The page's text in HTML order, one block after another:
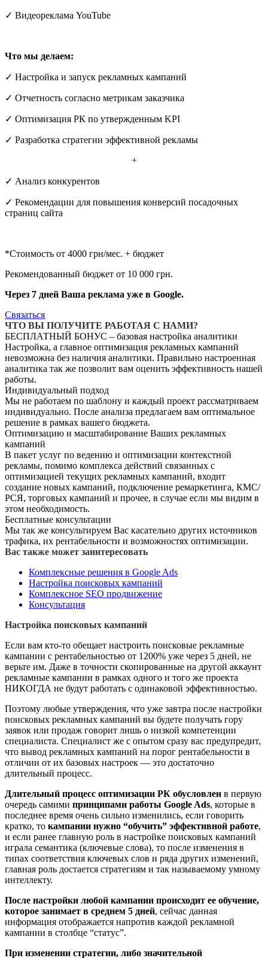
✓ Видеореклама YouTube
Что мы делаем:
✓ Настройка и запуск рекламных кампаний
✓ Отчетность согласно метрикам заказчика
✓ Оптимизация РК по утвержденным KPI
✓ Разработка стратегии эффективной рекламы
+
✓ Анализ конкурентов
✓ Рекомендации для повышения конверсий посадочных
страниц сайта
*Стоимость от 4000 грн/мес. + бюджет
Рекомендованный бюджет от 10 000 грн.
Через 7 дней Ваша реклама уже в Google.
Cвязаться
ЧТО ВЫ ПОЛУЧИТЕ РАБОТАЯ С НАМИ?
БЕСПЛАТНЫЙ БОНУС – базовая настройка аналитики
Настройка, а главное оптимизация рекламных кампаний
невозможна без наличия аналитики. Правильно настроенная
аналитика так же позволит вам оценить эффективность нашей
работы.
Индивидуальный подход
Мы не работаем по шаблону и каждый проект рассматриваем
индивидуально. После анализа предлагаем вам оптимальное
решение в рамках вашего бюджета.
Оптимизацию и масштабирование Ваших рекламных
кампаний
В пакет услуг по ведению и оптимизации контекстной
рекламы, помимо комплекса действий связанных с
оптимизацией текущих рекламных кампаний, входит
создание новых кампаний, подключение ремаркетинга, КМС/
РСЯ, торговых кампаний и прочее, в случае если мы видим в
этом необходимость.
Бесплатные консультации
Мы так же консультируем Вас касательно других источников
трафика, их рентабельности и возможностях оптимизации.
Вас также может заинтересовать
Комплексные решения в Google Ads
Настройка поисковых кампаний
Комплексное SEO продвижение
Консультация
Настройка поисковых кампаний
Если вам кто-то обещает настроить поисковые рекламные
кампании с рентабельностью от 1200% уже через 5 дней, не
верьте им. Даже в точности скопированные на другой аккаунт
рекламные кампании в рамках одного и того же проекта
НИКОГДА не будут работать с одинаковой эффективностью.
Поэтому любые утверждения, что уже завтра после настройки
поисковых рекламных кампаний вы будете получать гору
заявок или продаж говорит лишь о низкой компетенции
специалиста. Специалист же с опытом сразу вас предупредит,
что вывод рекламных кампаний на порог рентабельности в
отличии от их базовых настроек — это достаточно
длительный процесс.
Длительный процесс оптимизации РК обусловлен в первую
очередь самими принципами работы Google Ads, которые в
последнее время очень сильно изменились, если говорить
кратко, то кампании нужно “обучить” эффективной работе,
и если ранее главную роль в настройке поисковых кампаний
играла семантика (ключевые слова), то после изменения в
типах соответствия ключевых слов и ряда других изменений,
главная роль достается стратегиям и так называемому умному
интеллекту.
После настройки любой кампании происходит ее обучение,
которое занимает в среднем 5 дней, сейчас данная
информация отображается напротив каждой рекламной
кампании в столбце “статус”.
При изменении стратегии, либо значительной